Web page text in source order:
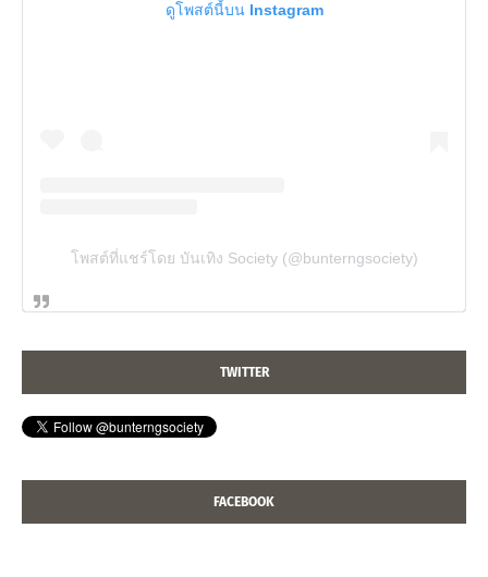
ดูโพสต์นี้บน Instagram
โพสต์ที่แชร์โดย บันเทิง Society (@bunterngsociety)
TWITTER
FACEBOOK